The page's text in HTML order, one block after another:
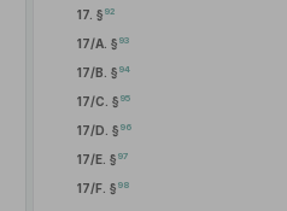
17. § 92
17/A. § 93
17/B. § 94
17/C. § 95
17/D. § 96
17/E. § 97
17/F. § 98